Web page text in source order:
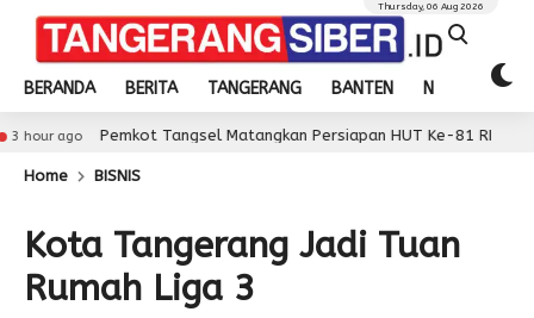
BERANDA BERITA TANGERANG BANTEN NASIONAL
Thursday, 06 Aug 2026
Pemkot Tangsel Matangkan Persiapan HUT Ke-81 RI 3 hour
Home BISNIS
Kota Tangerang Jadi Tuan
Rumah Liga 3